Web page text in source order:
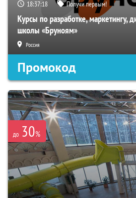
18:37:17 Получи первым!
Курсы по разработке, маркетингу,
школы «Бруноям»
Россия
Промокод
до 30%